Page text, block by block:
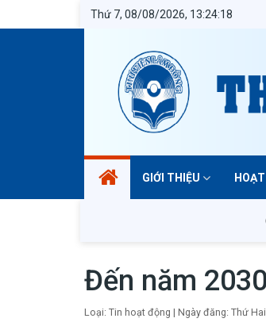
Thứ 7, 08/08/2026, 13:24:19
GIỚI THIỆU
Đến năm
Loại: Tin hoạt động | Ngày đăng: Thứ